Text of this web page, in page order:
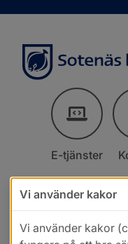
E-tjänster
Vi använder kakor
Vi använder kakor